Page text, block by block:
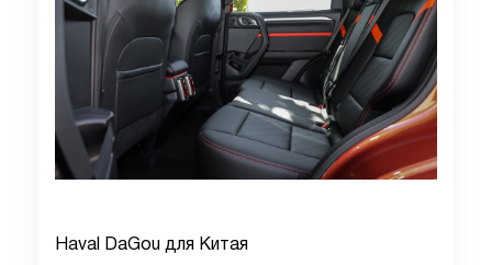
Haval DaGou для Китая